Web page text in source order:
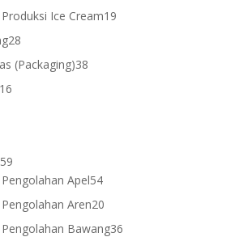
Ice Cream1919
2828
products
(Packaging)3838
1616
products
959
products Apel5454
products
Aren2020
products
Bawang3636